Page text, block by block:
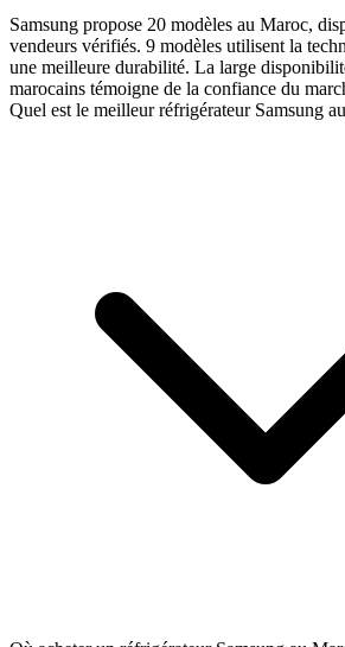
Samsung propose 20 modèles au Maroc,
vendeurs vérifiés. 9 modèles utilisent la
une meilleure durabilité. La large
marocains témoigne de la confiance du
Quel est le meilleur réfrigérateur Samsung